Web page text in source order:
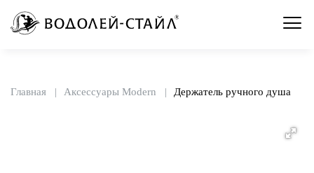
Главная Аксессуары Modern Держатель ручного душа